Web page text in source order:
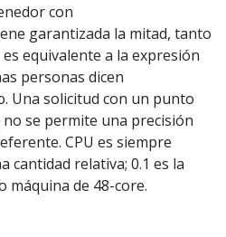
con
garantizada la mitad, tanto
es equivalente a la expresión
personas dicen
Una solicitud con un punto
no se permite una precisión
CPU es siempre
cantidad relativa; 0.1 es la
máquina de 48-core.